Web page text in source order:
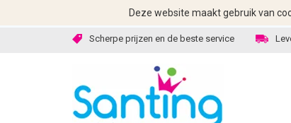
Scherpe prijzen en de beste service
Deze website maakt gebruik van